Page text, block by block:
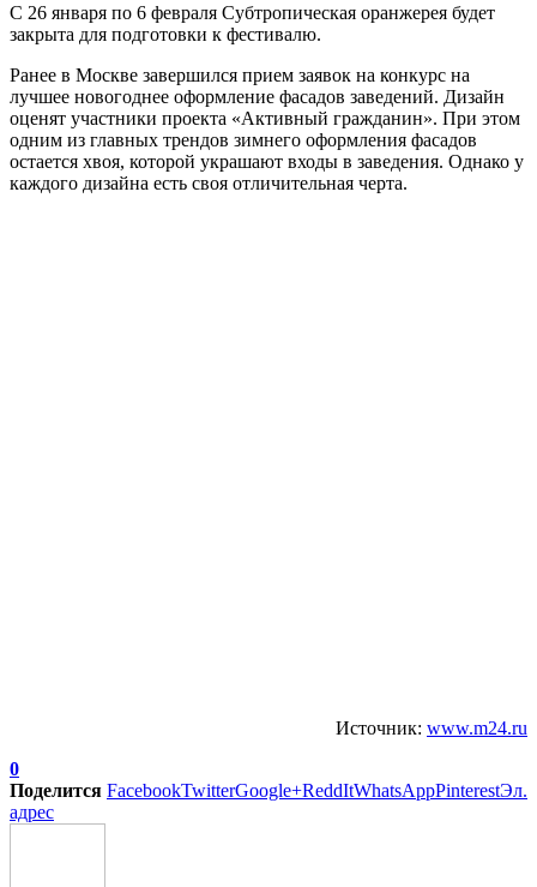
С 26 января по 6 февраля Субтропическая оранжерея будет
закрыта для подготовки к фестивалю.
Ранее в Москве завершился прием заявок на конкурс на
лучшее новогоднее оформление фасадов заведений. Дизайн
оценят участники проекта «Активный гражданин». При этом
одним из главных трендов зимнего оформления фасадов
остается хвоя, которой украшают входы в заведения. Однако у
каждого дизайна есть своя отличительная черта.
Источник: www.m24.ru
0
Поделится FacebookTwitterGoogle+ReddItWhatsAppPinterestЭл.
адрес